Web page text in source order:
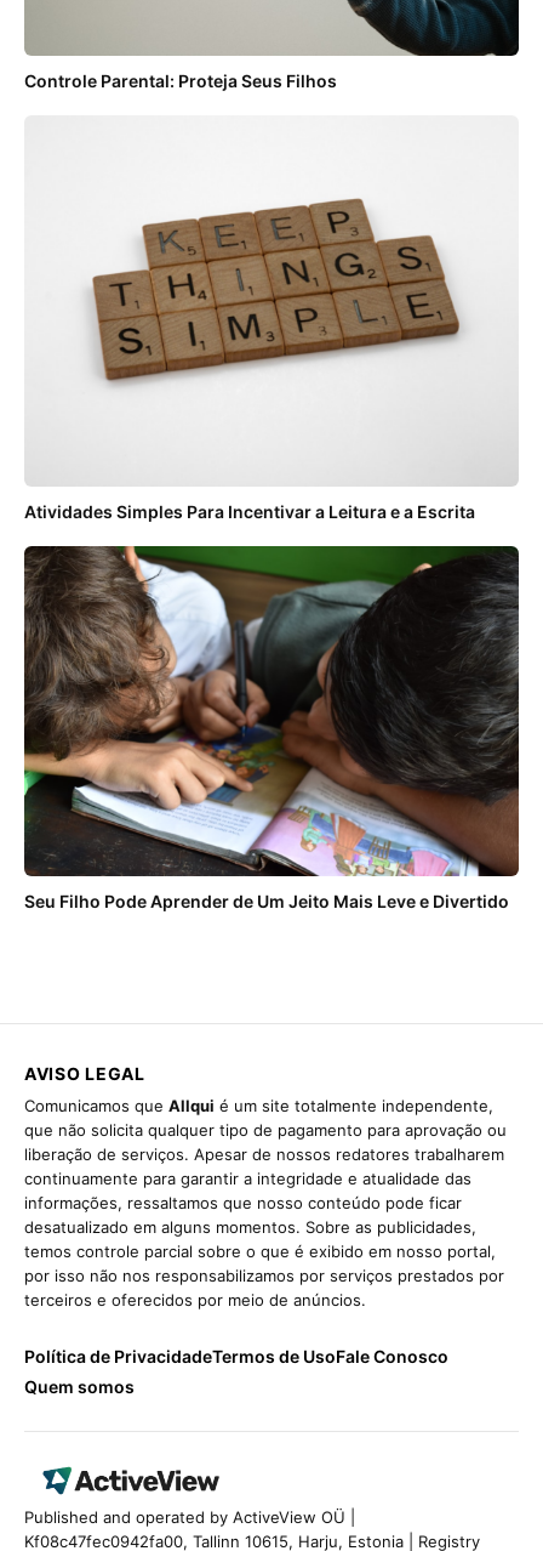
Controle Parental: Proteja Seus Filhos
Atividades Simples Para Incentivar a Leitura e a Escrita
Seu Filho Pode Aprender de Um Jeito Mais Leve e Divertido
AVISO LEGAL
Comunicamos que Allqui é um site totalmente independente,
que não solicita qualquer tipo de pagamento para aprovação ou
liberação de serviços. Apesar de nossos redatores trabalharem
continuamente para garantir a integridade e atualidade das
informações, ressaltamos que nosso conteúdo pode ficar
desatualizado em alguns momentos. Sobre as publicidades,
temos controle parcial sobre o que é exibido em nosso portal,
por isso não nos responsabilizamos por serviços prestados por
terceiros e oferecidos por meio de anúncios.
Política de PrivacidadeTermos de UsoFale Conosco
Quem somos
Published and operated by ActiveView OÜ |
Kf08c47fec0942fa00, Tallinn 10615, Harju, Estonia | Registry